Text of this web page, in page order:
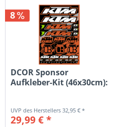
8
DCOR Sponsor
Aufkleber-Kit (46x30cm):
32,95 € *
29,99 € *